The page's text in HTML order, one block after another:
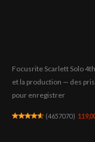
Focusrite Scarlett Solo
et la production — des
pour enregistrer
(4657070)